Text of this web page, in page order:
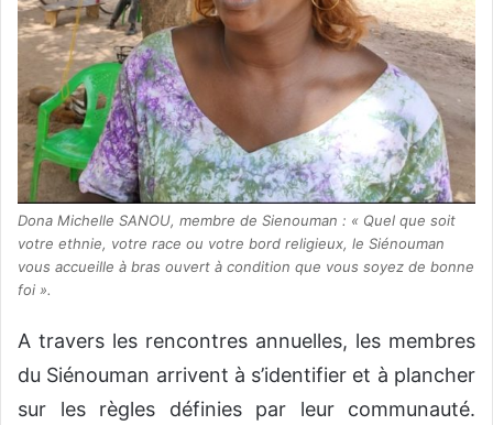
Dona Michelle SANOU, membre de Sienouman : « Quel que soit
votre ethnie, votre race ou votre bord religieux, le Siénouman
vous accueille à bras ouvert à condition que vous soyez de bonne
foi ».
A travers les rencontres annuelles, les membres
du Siénouman arrivent à s’identifier et à plancher
sur les règles définies par leur communauté.